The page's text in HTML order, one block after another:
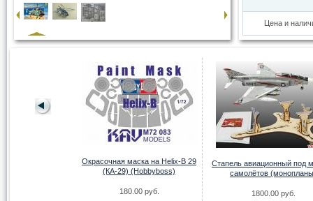
Цена и
Окрасочная маска на Helix-B 29
(КА-29) (Hobbyboss)
180.00 руб.
Стапель авиационный под
самолётов
1800.00 руб.